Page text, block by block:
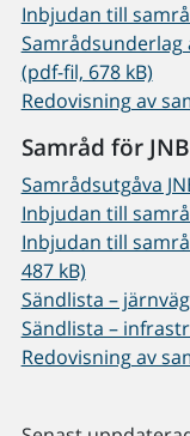
Inbjudan till
Samrådsunderlag
(pdf-fil, 678 kB)
Redovisning av
Samråd för
Samrådsutgåva
Inbjudan till
Inbjudan till
487 kB)
Sändlista –
Sändlista –
Redovisning av